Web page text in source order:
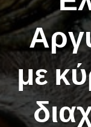
με